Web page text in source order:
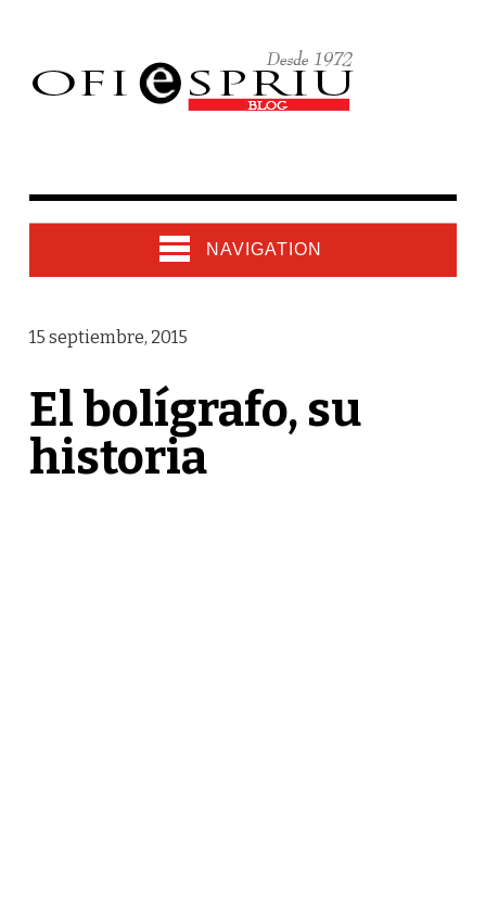
NAVIGATION
15 septiembre, 2015
El bolígrafo, su
historia